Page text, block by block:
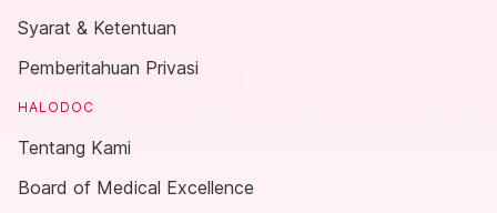
Syarat & Ketentuan
Pemberitahuan Privasi
HALODOC
Tentang Kami
Board of Medical Excellence